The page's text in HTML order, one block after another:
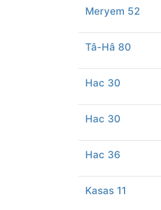
Meryem 52
Tâ-Hâ 80
Hac 30
Hac 30
Hac 36
Kasas 11